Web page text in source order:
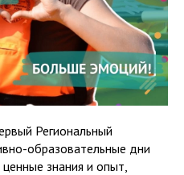
Региональный
образовательные дни
знания и опыт,